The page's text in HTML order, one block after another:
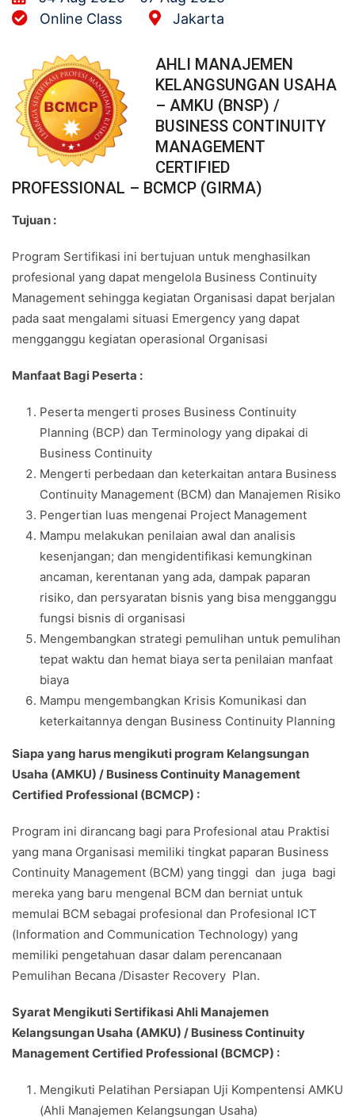
Online Class
Jakarta
AHLI MANAJEMEN
KELANGSUNGAN USAHA
– AMKU (BNSP) /
BUSINESS CONTINUITY
MANAGEMENT
CERTIFIED
PROFESSIONAL – BCMCP (GIRMA)
Tujuan :
Program Sertifikasi ini bertujuan untuk menghasilkan
profesional yang dapat mengelola Business Continuity
Management sehingga kegiatan Organisasi dapat berjalan
pada saat mengalami situasi Emergency yang dapat
mengganggu kegiatan operasional Organisasi
Manfaat Bagi Peserta :
Peserta mengerti proses Business Continuity
Planning (BCP) dan Terminology yang dipakai di
Business Continuity
Mengerti perbedaan dan keterkaitan antara Business
Continuity Management (BCM) dan Manajemen Risiko
Pengertian luas mengenai Project Management
Mampu melakukan penilaian awal dan analisis
kesenjangan; dan mengidentifikasi kemungkinan
ancaman, kerentanan yang ada, dampak paparan
risiko, dan persyaratan bisnis yang bisa mengganggu
fungsi bisnis di organisasi
Mengembangkan strategi pemulihan untuk pemulihan
tepat waktu dan hemat biaya serta penilaian manfaat
biaya
Mampu mengembangkan Krisis Komunikasi dan
keterkaitannya dengan Business Continuity Planning
Siapa yang harus mengikuti program Kelangsungan
Usaha (AMKU) / Business Continuity Management
Certified Professional (BCMCP) :
Program ini dirancang bagi para Profesional atau Praktisi
yang mana Organisasi memiliki tingkat paparan Business
Continuity Management (BCM) yang tinggi dan juga bagi
mereka yang baru mengenal BCM dan berniat untuk
memulai BCM sebagai profesional dan Profesional ICT
(Information and Communication Technology) yang
memiliki pengetahuan dasar dalam perencanaan
Pemulihan Becana /Disaster Recovery Plan.
Syarat Mengikuti Sertifikasi Ahli Manajemen
Kelangsungan Usaha (AMKU) / Business Continuity
Management Certified Professional (BCMCP) :
Mengikuti Pelatihan Persiapan Uji Kompentensi AMKU
(Ahli Manajemen Kelangsungan Usaha)